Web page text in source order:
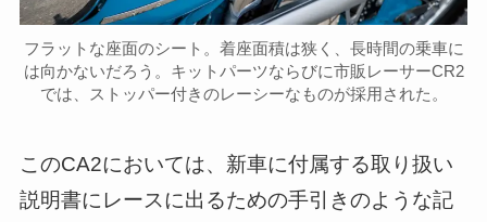
フラットな座面のシート。着座面積は狭く、長時間の乗車に
は向かないだろう。キットパーツならびに市販レーサーCR2
では、ストッパー付きのレーシーなものが採用された。
このCA2においては、新車に付属する取り扱い
説明書にレースに出るための手引きのような記